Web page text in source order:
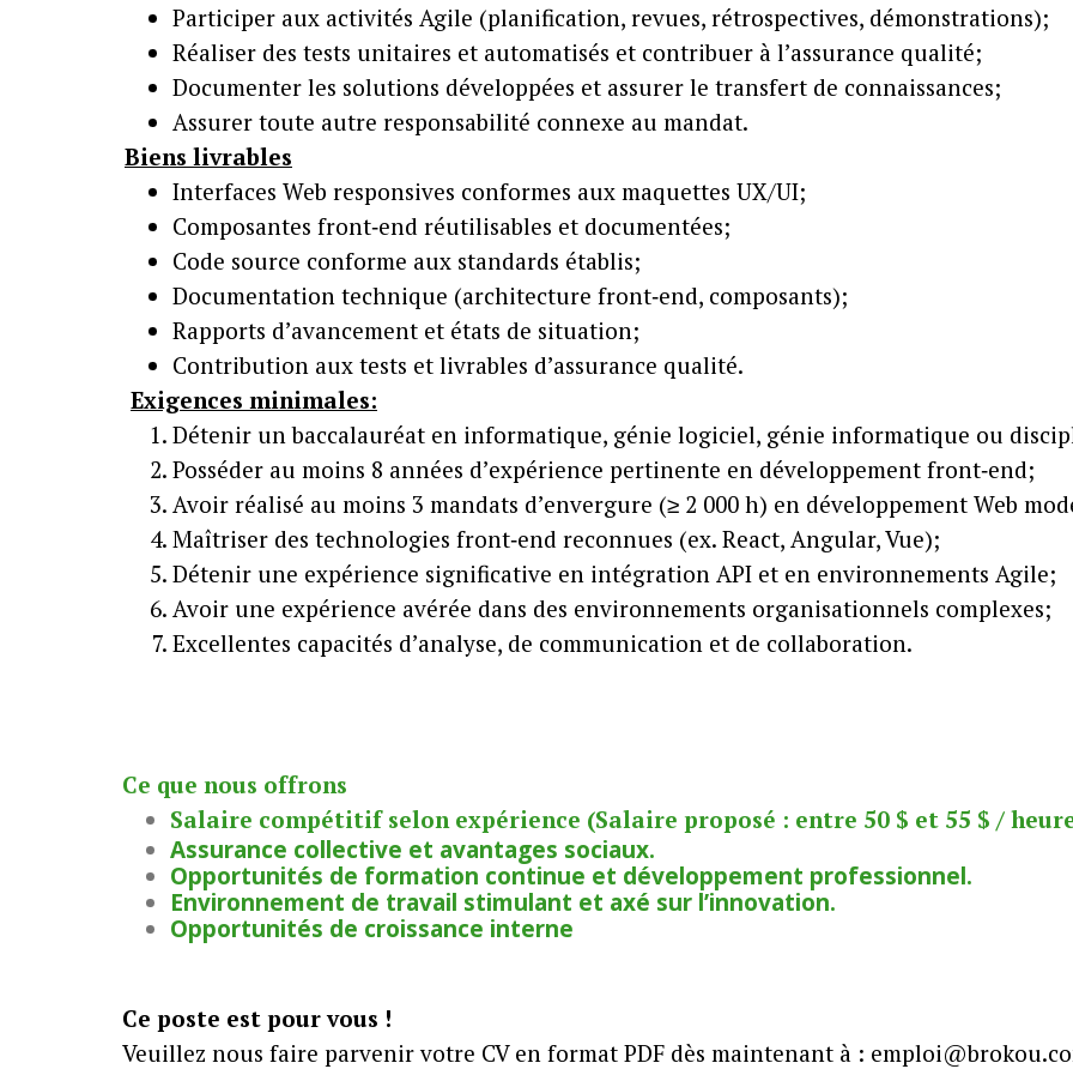
Participer aux activités Agile (planification, revues, rétrospectives, démonstrations);
Réaliser des tests unitaires et automatisés et contribuer à l’assurance qualité;
Documenter les solutions développées et assurer le transfert de connaissances;
Assurer toute autre responsabilité connexe au mandat.
Biens livrables
Interfaces Web responsives conformes aux maquettes UX/UI;
Composantes front‑end réutilisables et documentées;
Code source conforme aux standards établis;
Documentation technique (architecture front‑end, composants);
Rapports d’avancement et états de situation;
Contribution aux tests et livrables d’assurance qualité.
Exigences minimales:
Détenir un baccalauréat en informatique, génie logiciel, génie informatique ou
Posséder au moins 8 années d’expérience pertinente en développement front‑end;
Avoir réalisé au moins 3 mandats d’envergure (≥ 2 000 h) en développement Web
Maîtriser des technologies front‑end reconnues (ex. React, Angular, Vue);
Détenir une expérience significative en intégration API et en environnements Agile;
Avoir une expérience avérée dans des environnements organisationnels complexes;
Excellentes capacités d’analyse, de communication et de collaboration.
Ce que nous offrons
Salaire compétitif selon expérience (Salaire proposé : entre 50 $ et 55 $ /
Assurance collective et avantages sociaux.
Opportunités de formation continue et développement professionnel.
Environnement de travail stimulant et axé sur l’innovation.
Opportunités de croissance interne
Ce poste est pour vous !
Veuillez nous faire parvenir votre CV en format PDF dès maintenant à :